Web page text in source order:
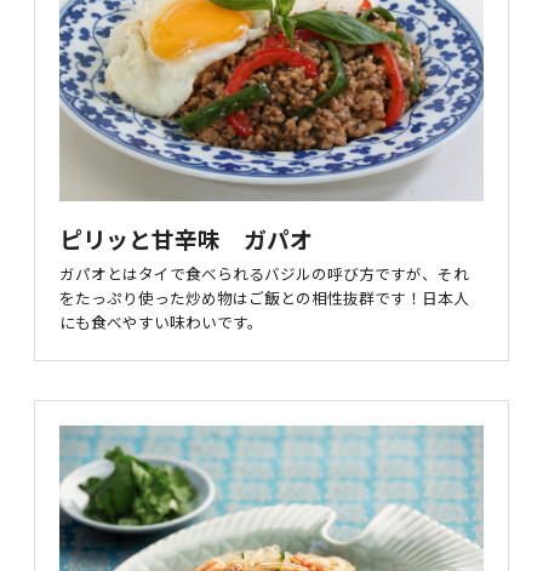
ピリッと甘辛味 ガパオ
ガパオとはタイで食べられるバジルの呼び方ですが、それ
をたっぷり使った炒め物はご飯との相性抜群です！日本人
にも食べやすい味わいです。